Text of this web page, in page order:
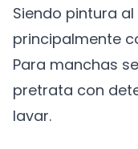
Siendo pintura
principalmente
Para manchas
pretrata con
lavar.